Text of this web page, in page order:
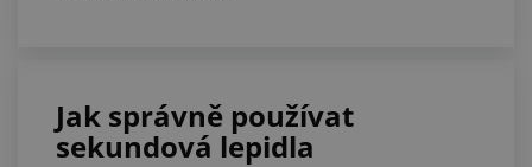
Jak správně používat
sekundová lepidla